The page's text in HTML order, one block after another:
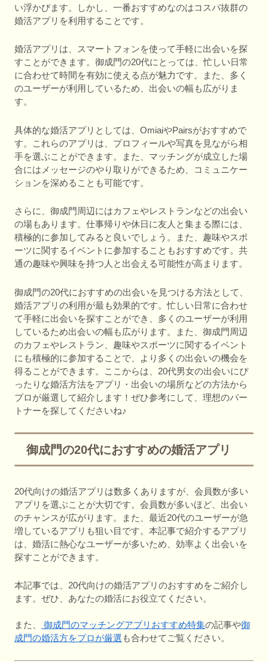
い浮かびます。しかし、一番おすすめなのはコスパ抜群の
婚活アプリを利用することです。
婚活アプリは、スマートフォンを使って手軽に出会いを探
すことができます。御成門の20代にとっては、忙しい日常
に合わせて時間を有効に使える点が魅力です。また、多く
のユーザーが利用しているため、出会いの幅も広がりま
す。
具体的な婚活アプリとしては、OmiaiやPairsがおすすめで
す。これらのアプリは、プロフィールや写真を見ながら相
手を選ぶことができます。また、マッチングが成立した場
合にはメッセージのやり取りができるため、コミュニケー
ションを深めることも可能です。
さらに、御成門周辺にはカフェやレストランなどの出会い
の場もあります。仕事帰りや休日に友人と集まる際には、
積極的に参加してみると良いでしょう。また、趣味やスポ
ーツに関するイベントに参加することもおすすめです。共
通の趣味や興味を持つ人と出会える可能性が高まります。
御成門の20代におすすめの出会いを見つける方法として、
婚活アプリの利用が最も効果的です。忙しい日常に合わせ
て手軽に出会いを探すことができ、多くのユーザーが利用
しているため出会いの幅も広がります。また、御成門周辺
のカフェやレストラン、趣味やスポーツに関するイベント
にも積極的に参加することで、より多くの出会いの機会を
得ることができます。ここからは、20代男女の出会いにぴ
ったりな婚活方法をアプリ・出会いの場所などの方法から
プロが厳選して紹介します！ぜひ参考にして、理想のパー
トナーを探してくださいね♪
御成門の20代におすすめの婚活アプリ
20代向けの婚活アプリは数多くありますが、会員数が多い
アプリを選ぶことが大切です。会員数が多いほど、出会い
のチャンスが広がります。また、最近20代のユーザーが急
増しているアプリも狙い目です。本記事で紹介するアプリ
は、婚活に熱心なユーザーが多いため、効率よく出会いを
探すことができます。
本記事では、20代向けの婚活アプリのおすすめをご紹介し
ます。ぜひ、あなたの婚活にお役立てください。
また、 御成門のマッチングアプリおすすめ特集の記事や御
成門の婚活方をプロが厳選 も合わせてご覧ください。